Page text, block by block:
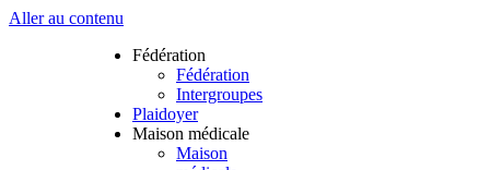
Aller au contenu
Fédération
Fédération
Intergroupes
Plaidoyer
Maison médicale
Maison